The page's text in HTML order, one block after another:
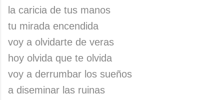
la caricia de tus manos
tu mirada encendida
voy a olvidarte de veras
hoy olvida que te olvida
voy a derrumbar los sueños
a diseminar las ruinas